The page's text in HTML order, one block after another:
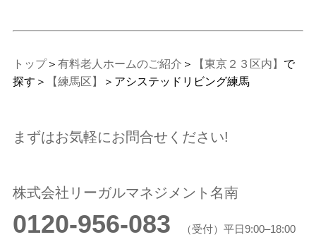
トップ＞ 有料老人ホームのご紹介 ＞ 【東京２３区内】 で
探す＞
【練馬区】 ＞アシステッドリビング練馬
まずはお気軽にお問合せください!
株式会社リーガルマネジメント名南
0120-956-083 （受付）平日9:00–18:00